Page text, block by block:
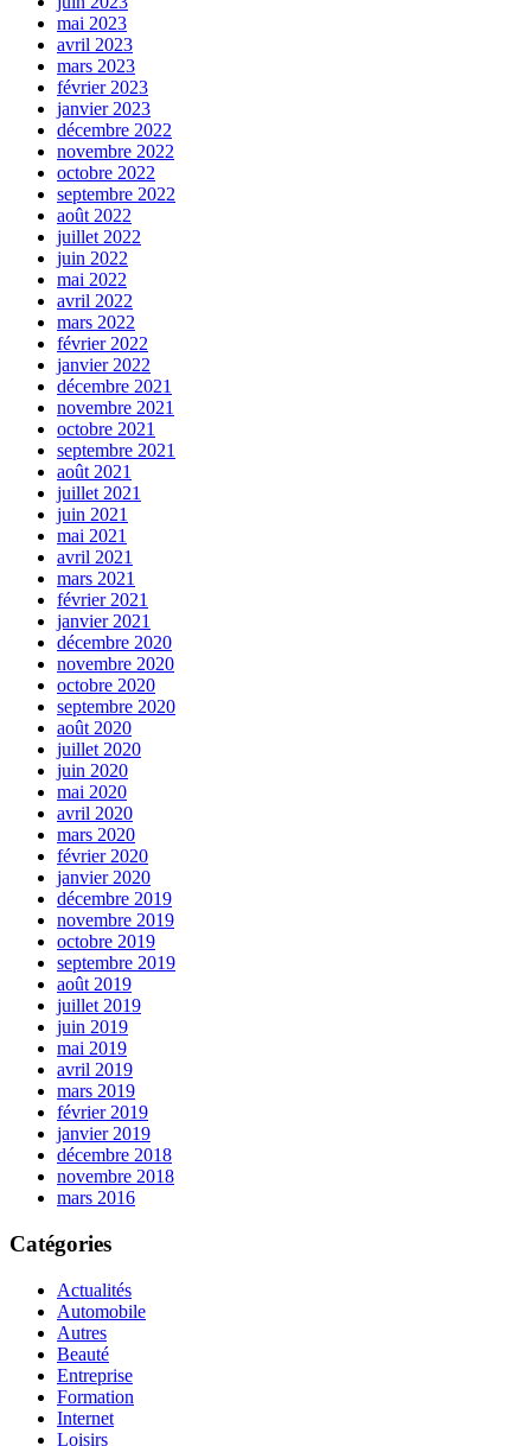
mai 2023
avril 2023
mars 2023
février 2023
janvier 2023
décembre 2022
novembre 2022
octobre 2022
septembre 2022
août 2022
juillet 2022
juin 2022
mai 2022
avril 2022
mars 2022
février 2022
janvier 2022
décembre 2021
novembre 2021
octobre 2021
septembre 2021
août 2021
juillet 2021
juin 2021
mai 2021
avril 2021
mars 2021
février 2021
janvier 2021
décembre 2020
novembre 2020
octobre 2020
septembre 2020
août 2020
juillet 2020
juin 2020
mai 2020
avril 2020
mars 2020
février 2020
janvier 2020
décembre 2019
novembre 2019
octobre 2019
septembre 2019
août 2019
juillet 2019
juin 2019
mai 2019
avril 2019
mars 2019
février 2019
janvier 2019
décembre 2018
novembre 2018
mars 2016
Catégories
Actualités
Automobile
Autres
Beauté
Entreprise
Formation
Internet
Loisirs